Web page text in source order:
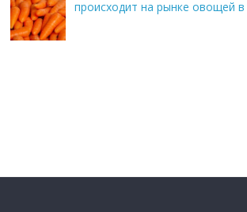
происходит на рынке овощей в